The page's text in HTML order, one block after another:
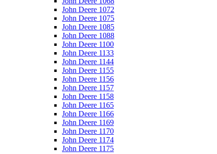
John Deere 1072
John Deere 1075
John Deere 1085
John Deere 1088
John Deere 1100
John Deere 1133
John Deere 1144
John Deere 1155
John Deere 1156
John Deere 1157
John Deere 1158
John Deere 1165
John Deere 1166
John Deere 1169
John Deere 1170
John Deere 1174
John Deere 1175